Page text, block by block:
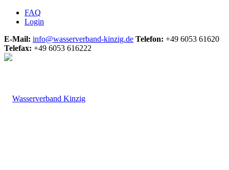
FAQ
Login
E-Mail: info@wasserverband-kinzig.de Telefon: +49 6053 61620
Telefax: +49 6053 616222